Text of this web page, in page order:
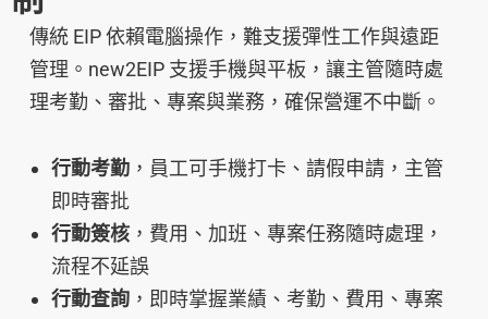
傳統 EIP 依賴電腦操作，難支援彈性工作與遠距
管理。new2EIP 支援手機與平板，讓主管隨時處
理考勤、審批、專案與業務，確保營運不中斷。
行動考勤 ，員工可手機打卡、請假申請，主管
即時審批
行動簽核 ，費用、加班、專案任務隨時處理，
流程不延誤
行動查詢 ，即時掌握業績、考勤、費用、專案